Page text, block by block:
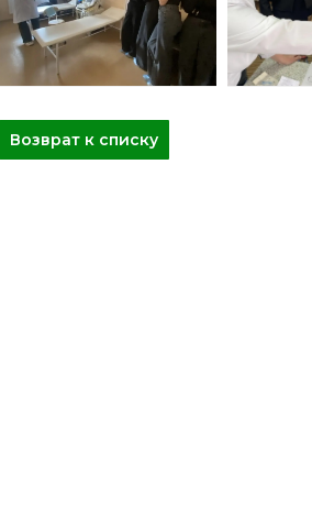
Возврат к списку